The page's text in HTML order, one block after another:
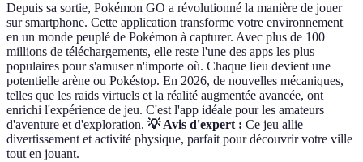
Depuis sa sortie, Pokémon GO a révolutionné la manière de jouer
sur smartphone. Cette application transforme votre environnement
en un monde peuplé de Pokémon à capturer. Avec plus de 100
millions de téléchargements, elle reste l'une des apps les plus
populaires pour s'amuser n'importe où. Chaque lieu devient une
potentielle arène ou Pokéstop. En 2026, de nouvelles mécaniques,
telles que les raids virtuels et la réalité augmentée avancée, ont
enrichi l'expérience de jeu. C'est l'app idéale pour les amateurs
d'aventure et d'exploration. 💡 Avis d'expert : Ce jeu allie
divertissement et activité physique, parfait pour découvrir votre ville
tout en jouant.